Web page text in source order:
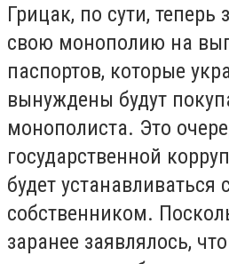
Грицак, по сути, теперь
свою монополию на
паспортов, которые
вынуждены будут
монополиста. Это
государственной
будет
собственником.
заранее заявлялось,